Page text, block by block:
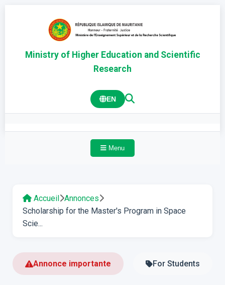
Ministry of Higher Education and Scientific
Research
EN
Menu
Accueil Annonces
Scholarship for the Master's Program in Space
Scie...
Annonce importante For Students